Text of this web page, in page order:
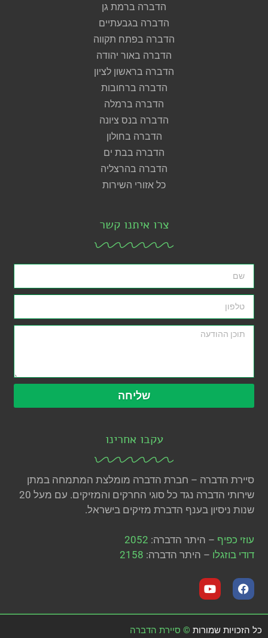
הדברה ברמת גן
הדברה בגבעתיים
הדברה בפתח תקווה
הדברה באור יהודה
הדברה בראשון לציון
הדברה ברחובות
הדברה ברמלה
הדברה בנס ציונה
הדברה בחולון
הדברה בבת ים
הדברה בהרצליה
כל אזורי השירות
צרו איתנו קשר
שליחה
עקבו אחרינו
סיירת הדברה – חברת הדברה מומלצת המתמחה במתן
שירותי הדברה נגד כל סוגי החרקים והמזיקים. עם מעל 20
שנות ניסיון בענף הדברת מזיקים בישראל.
עוזי כפיף – היתר הדברה: 2052
דודי בוזגלו – היתר הדברה: 2158
כל הזכויות שמורות © סיירת הדברה